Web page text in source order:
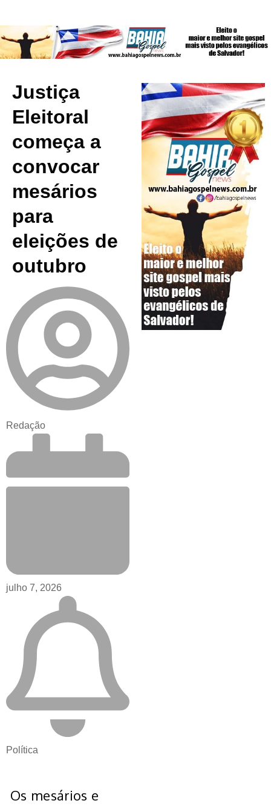
Justiça
Eleitoral
começa a
convocar
mesários
para
eleições de
outubro
Redação
julho 7, 2026
Política
Os mesários e